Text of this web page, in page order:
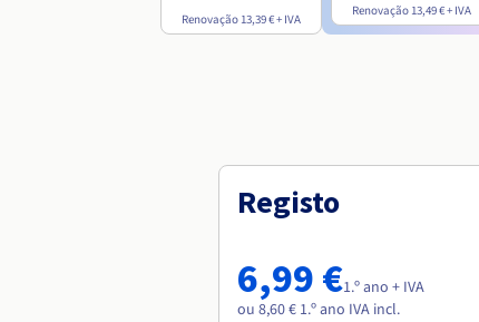
Renovação 13,39 €+ IVA
Renovação 13,49 €+ IVA
Registo
6,99 €1.º ano + IVA
ou 8,60 € 1.º ano IVA incl.